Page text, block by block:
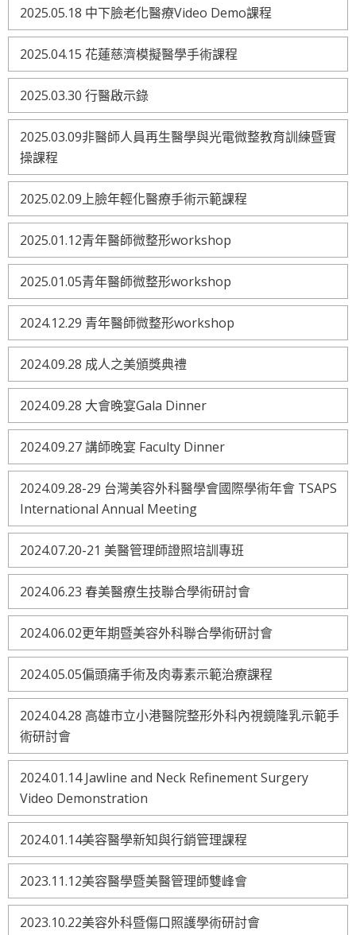
2025.05.18 中下臉老化醫療Video Demo課程
2025.04.15 花蓮慈濟模擬醫學手術課程
2025.03.30 行醫啟示錄
2025.03.09非醫師人員再生醫學與光電微整教育訓練暨實
操課程
2025.02.09上臉年輕化醫療手術示範課程
2025.01.12青年醫師微整形workshop
2025.01.05青年醫師微整形workshop
2024.12.29 青年醫師微整形workshop
2024.09.28 成人之美頒獎典禮
2024.09.28 大會晚宴Gala Dinner
2024.09.27 講師晚宴 Faculty Dinner
2024.09.28-29 台灣美容外科醫學會國際學術年會 TSAPS
International Annual Meeting
2024.07.20-21 美醫管理師證照培訓專班
2024.06.23 春美醫療生技聯合學術研討會
2024.06.02更年期暨美容外科聯合學術研討會
2024.05.05偏頭痛手術及肉毒素示範治療課程
2024.04.28 高雄市立小港醫院整形外科內視鏡隆乳示範手
術研討會
2024.01.14 Jawline and Neck Refinement Surgery
Video Demonstration
2024.01.14美容醫學新知與行銷管理課程
2023.11.12美容醫學暨美醫管理師雙峰會
2023.10.22美容外科暨傷口照護學術研討會